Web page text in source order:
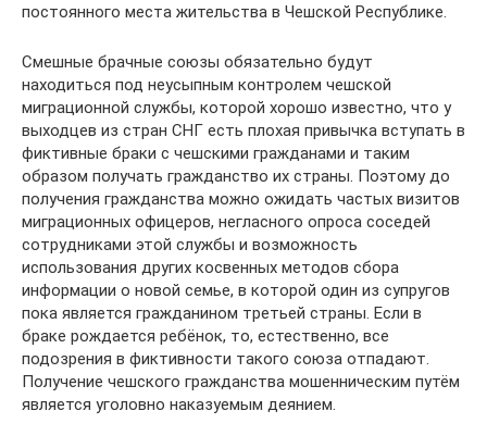
постоянного места жительства в Чешской Республике.
Смешные брачные союзы обязательно будут
находиться под неусыпным контролем чешской
миграционной службы, которой хорошо известно, что у
выходцев из стран СНГ есть плохая привычка вступать в
фиктивные браки с чешскими гражданами и таким
образом получать гражданство их страны. Поэтому до
получения гражданства можно ожидать частых визитов
миграционных офицеров, негласного опроса соседей
сотрудниками этой службы и возможность
использования других косвенных методов сбора
информации о новой семье, в которой один из супругов
пока является гражданином третьей страны. Если в
браке рождается ребёнок, то, естественно, все
подозрения в фиктивности такого союза отпадают.
Получение чешского гражданства мошенническим путём
является уголовно наказуемым деянием.